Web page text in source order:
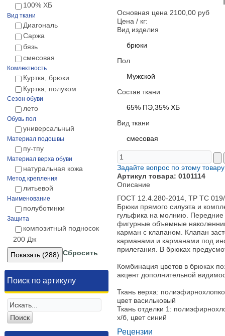
100% ХБ
Вид ткани
Диагональ
Саржа
бязь
смесовая
Комлектность
Куртка, брюки
Куртка, полуком
Сезон обуви
лето
Обувь пол
универсальный
Материал подошвы
пу-тпу
Материал верха обуви
натуральная кожа
Метод крепления
литьевой
Наименование
полуботинки
Защита
композитный подносок
200 Дж
Сбросить
Поиск по артикулу
Основная цена 2100,00 руб
Цена / кг:
Вид изделия
брюки
Пол
Мужской
Состав ткани
65% ПЭ,35% ХБ
Вид ткани
смесовая
Задайте вопрос по этому товару
Артикул товара: 0101114
Описание
ГОСТ 12.4.280-2014, ТР ТС
Брюки прямого силуэта и
гульфика на молнию. Передние
фигурные объемные
карман с клапаном. Клапан
карманами и карманами под
прилегания. В брюках
Комбинация цветов в брюках
акцент дополнительной
Ткань верха:
цвет васильковый
Ткань отделки 1:
х/б, цвет синий
Рецензии